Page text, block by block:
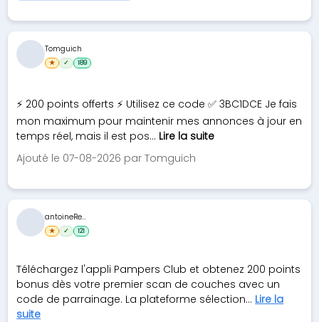
⚡ 200 points offerts ⚡ Utilisez ce code ✅ 3BC1DCE Je fais
mon maximum pour maintenir mes annonces à jour en
temps réel, mais il est pos... Lire la suite
Ajouté le 07-08-2026 par Tomguich
Tomguich
★ ✓ 189
Téléchargez l'appli Pampers Club et obtenez 200 points
bonus dès votre premier scan de couches avec un
code de parrainage. La plateforme sélection... Lire la
suite
antoineRe...
★ ✓ 121